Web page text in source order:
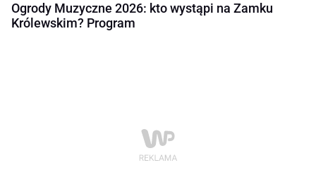
Ogrody Muzyczne 2026: kto wystąpi na Zamku
Królewskim? Program